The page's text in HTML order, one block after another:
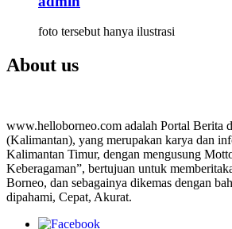
foto tersebut hanya ilustrasi
About us
www.helloborneo.com adalah Portal Berita
(Kalimantan), yang merupakan karya dan
Kalimantan Timur, dengan mengusung
Keberagaman”, bertujuan untuk
Borneo, dan sebagainya dikemas dengan
dipahami, Cepat, Akurat.